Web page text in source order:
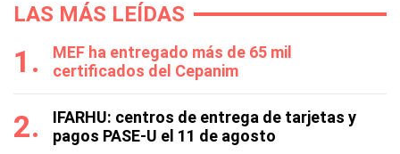
LAS MÁS LEÍDAS
MEF ha entregado más de 65 mil
certificados del Cepanim
IFARHU: centros de entrega de tarjetas y
pagos PASE-U el 11 de agosto